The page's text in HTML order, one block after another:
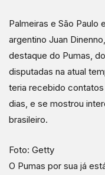
Palmeiras e São
argentino Juan
destaque do Pumas,
disputadas na atual
teria recebido
dias, e se mostrou
brasileiro.
Foto: Getty
O Pumas por sua já